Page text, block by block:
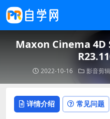
Maxon Cinema 4D
2022-10-16 影音剪辑
详情介绍 常见问题